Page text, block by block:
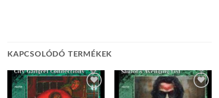
KAPCSOLÓDÓ TERMÉKEK
Add to
Add to